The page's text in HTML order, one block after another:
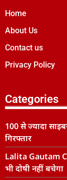
Home
About Us
Contact us
Privacy Policy
Categories
100 से ज्यादा
गिरफ्तार
Lalita Gautam
भी दोषी नहीं बचेगा